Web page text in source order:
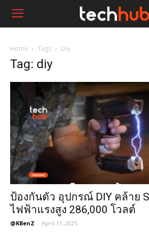
Home Tags Diy
Tag: diy
ป้องกันตัว อุปกรณ์ DIY คล้าย
ไฟฟ้าแรงสูง 286,000 โวลต์
@KBenZ - April 11, 2025